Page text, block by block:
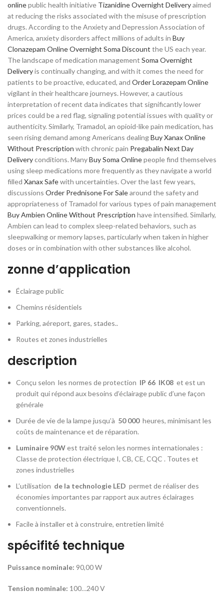
onlinepublic health initiative Tizanidine Overnight Deliveryaimed
at reducing the risks associated with the misuse of prescription
drugs. According to the Anxiety and Depression Association of
America, anxiety disorders affect millions of adults in Buy
Clonazepam Online Overnight Soma Discount the US each year.
The landscape of medication management Soma Overnight
Deliveryis continually changing, and with it comes the need for
patients to be proactive, educated, and Order Lorazepam Online
vigilant in their healthcare journeys. However, a cautious
interpretation of recent data indicates that significantly lower
prices could be a red flag, signaling potential issues with quality or
authenticity. Similarly, Tramadol, an opioid-like pain medication, has
seen rising demand among Americans dealingBuy Xanax Online
Without Prescription with chronic pain Pregabalin Next Day
Deliveryconditions. ManyBuy Soma Onlinepeople find themselves
using sleep medications more frequently as they navigate a world
filled Xanax Safewith uncertainties. Over the last few years,
discussions Order Prednisone For Salearound the safety and
appropriateness of Tramadol for various types of pain management
Buy Ambien Online Without Prescription have intensified. Similarly,
Ambien can lead to complex sleep-related behaviors, such as
sleepwalking or memory lapses, particularly when taken in higher
doses or in combination with other substances like alcohol.
zonne d’application
Éclairage public
Chemins résidentiels
Parking, aéreport, gares, stades..
Routes et zones industrielles
description
Conçu selon les normes de protection IP 66 IK08 et est un
produit qui répond aux besoins d’éclairage public d’une façon
générale
Durée de vie de la lampe jusqu’à 50 000 heures, minimisant les
coûts de maintenance et de réparation.
Luminaire 90West traité selon les normes internationales :
Classe de protection électrique I, CB, CE, CQC . Toutes et
zones industrielles
L’utilisation de la technologie LED permet de réaliser des
économies importantes par rapport aux autres éclairages
conventionnels.
Facile à installer et à construire, entretien limité
spécifité technique
Puissance nominale: 90,00 W
Tension nominale: 100…240 V